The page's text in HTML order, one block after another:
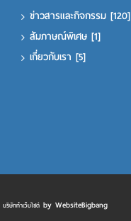
ข่าวสารและกิจกรรม [120]
สัมภาษณ์พิเศษ [1]
เกี่ยวกับเรา [5]
บริษัททำเว็บไซต์ by WebsiteBigbang